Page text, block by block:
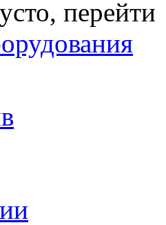
перейти